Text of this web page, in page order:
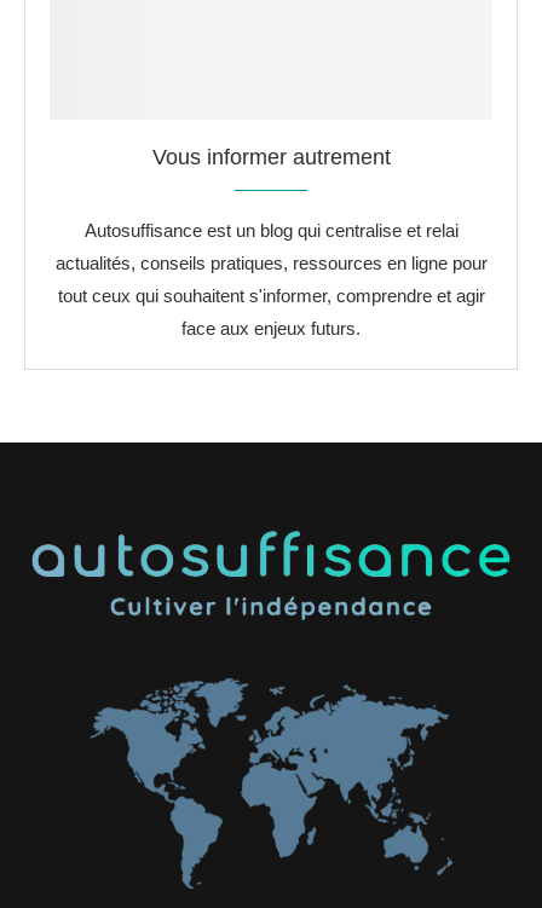
Vous informer autrement
Autosuffisance est un blog qui centralise et relai
actualités, conseils pratiques, ressources en ligne pour
tout ceux qui souhaitent s'informer, comprendre et agir
face aux enjeux futurs.